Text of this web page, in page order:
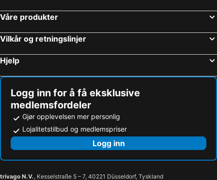
Våre produkter
Vilkår og retningslinjer
Hjelp
Logg inn for å få eksklusive
medlemsfordeler
Gjør opplevelsen mer personlig
Lojalitetstilbud og medlemspriser
Logg inn
trivago N.V., Kesselstraße 5 – 7, 40221 Düsseldorf, Tyskland